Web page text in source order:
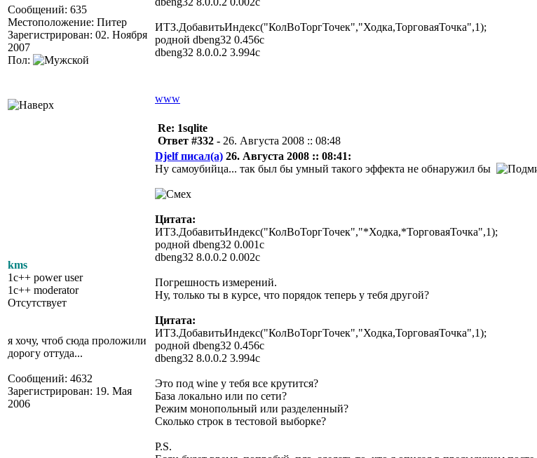
Сообщений: 635
Местоположение: Питер
Зарегистрирован: 02. Ноября
2007
Пол:
ИТЗ.ДобавитьИндекс("КолВоТоргТочек","Ходка,ТорговаяТочка",1);
родной dbeng32 0.456с
dbeng32 8.0.0.2 3.994с
www
kms
1c++ power user
1c++ moderator
Отсутствует
я хочу, чтоб сюда проложили
дорогу оттуда...
Сообщений: 4632
Зарегистрирован: 19. Мая
2006
Re: 1sqlite
Ответ #332 - 26. Августа 2008 :: 08:48
Djelf писал(а) 26. Августа 2008 :: 08:41:
Ну самоубийца... так был бы умный такого эффекта не обнаружил бы
Цитата:
ИТЗ.ДобавитьИндекс("КолВоТоргТочек","*Ходка,*ТорговаяТочка",1);
родной dbeng32 0.001с
dbeng32 8.0.0.2 0.002с
Погрешность измерений.
Ну, только ты в курсе, что порядок теперь у тебя другой?
Цитата:
ИТЗ.ДобавитьИндекс("КолВоТоргТочек","Ходка,ТорговаяТочка",1);
родной dbeng32 0.456с
dbeng32 8.0.0.2 3.994с
Это под wine у тебя все крутится?
База локально или по сети?
Режим монопольный или разделенный?
Сколько строк в тестовой выборке?
P.S.